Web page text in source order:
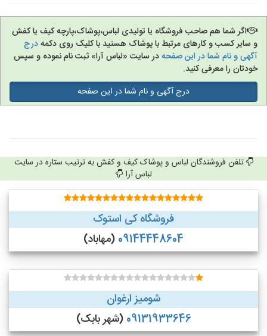
اگر شما هم صاحب فروشگاه یا تولیدی لباس،پوشاک،پارچه کیف یا کفش
و سایر کسب و کارهای مرتبط با پوشاک هستید با کلیک روی دکمهدرج
آگهی و نام شما در این صفحهدر سایت «لباس آرا» ثبت نام نموده و سپس
خودتان را معرفی کنید.
درج آگهی و نام شما در این صفحه
تلفن فروشندگان لباس و پوشاک کیف و کفش به ترتیب ستاره در سایت
لباس آرا
فروشگاه کی استوک
09144448604 (مهاباد)
شومیز ارغوان
09131933646 (شهر بابک)